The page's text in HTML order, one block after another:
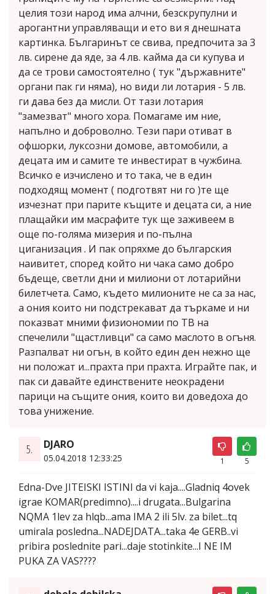
целия този народ има алчни, безскрупулни и
арогантни управляващи и ето ви я днешната
картинка. Българинът се свива, предпочита за 3
лв. сирене да яде, за 4 лв. кайма да си купува и
да се трови самостоятелно ( тук "държавните"
органи пак ги няма), но види ли лотария - 5 лв.
ги дава без да мисли. От тази лотария
"замезват" много хора. Помагаме им ние,
напълно и доброволно. Тези пари отиват в
офшорки, луксозни домове, автомобили, а
децата им и самите те инвестират в чужбина.
Всичко е изчислено и то така, че в един
подходящ момент ( подготвят ни го )те ще
изчезнат при парите къщите и децата си, а ние
плащайки им масрафите тук ще заживеем в
още по-голяма мизерия и по-пълна
циганизация . И пак опряхме до българския
наивитет, според който ни чака само добро
бъдеще, светли дни и милиони от лотарийни
билетчета. Само, където милионите не са за нас,
а ония които ни подстрекават да търкаме и ни
показват мними физиономии по ТВ на
спечелили "щастливци" са само маслото в огъня.
Разпалват ни огън, в който един ден нежно ще
ни положат и...прахта при прахта. Играйте пак, и
пак си давайте единствените неокрадени
парици на същите ония, които ви доведоха до
това унижение.
5. DJARO
05.04.2018 12:33:25 1 5
Edna-Dve JITEISKI ISTINI da vi kaja....Gladniq 4ovek
igrae KOMAR(predimno)....i drugata...Bulgarina
NQMA 1lev za hlqb...ama IMA 2 ili 5lv. za bilet...tq
umirala posledna...NADEJDATA...taka 4e GERB..vi
pribira poslednite pari...daje stotinkite...I NE IM
PUKA ZA VAS????